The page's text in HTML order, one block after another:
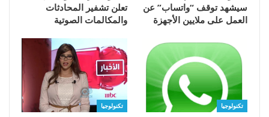
سيشهد توقف “واتساب” عن
العمل على ملايين الأجهزة
تعلن تشفير المحادثات
والمكالمات الصوتية
تكنولوجيا تكنولوجيا